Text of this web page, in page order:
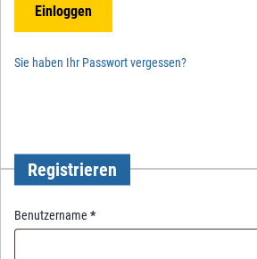
d
Einloggen
Sie haben Ihr Passwort vergessen?
Registrieren
Benutzername *R
e